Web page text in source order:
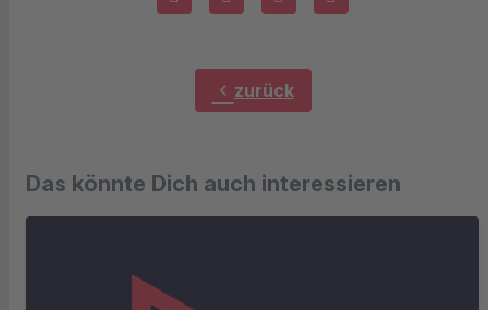
chevron_left zurück
Das könnte Dich auch interessieren